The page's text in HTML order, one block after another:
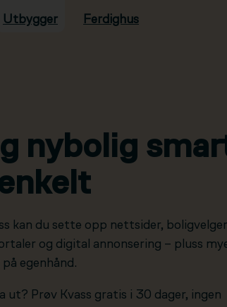
Utbygger Ferdighus
nybolig
kan du sette opp nettsider,
og digital annonsering – pluss
egenhånd.
ut? Prøv Kvass gratis i 30 dager, ingen